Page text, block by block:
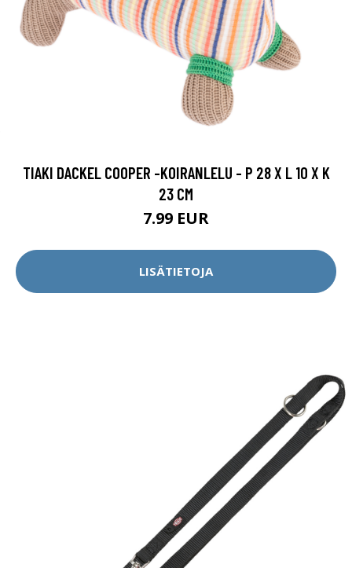
TIAKI DACKEL COOPER -KOIRANLELU - P 28 X L 10 X K
23 CM
7.99 EUR
LISÄTIETOJA